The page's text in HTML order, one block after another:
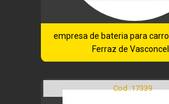
empresa de bateria para
Ferraz de
Cod.:17339